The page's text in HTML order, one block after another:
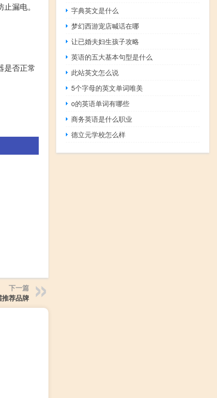
漏电。
是否正常
下一篇
荐品牌
字典英文是什么
梦幻西游宠店喊话在哪
让已婚夫妇生孩子攻略
英语的五大基本句型是什么
此站英文怎么说
5个字母的英文单词唯美
o的英语单词有哪些
商务英语是什么职业
德立元学校怎么样